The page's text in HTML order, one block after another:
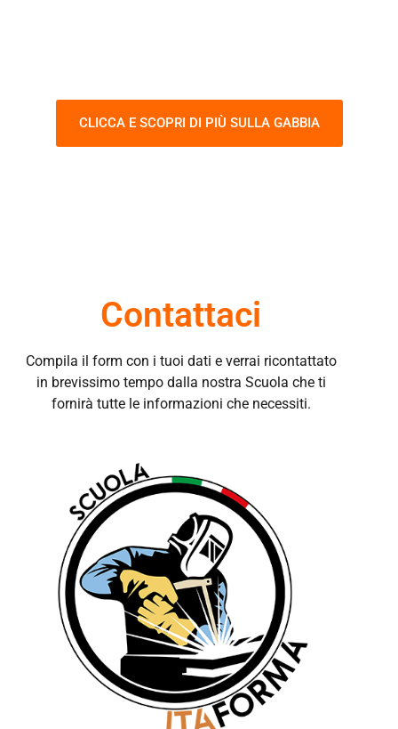
CLICCA E SCOPRI DI PIÙ SULLA GABBIA
Contattaci
Compila il form con i tuoi dati e verrai ricontattato
in brevissimo tempo dalla nostra Scuola che ti
fornirà tutte le informazioni che necessiti.